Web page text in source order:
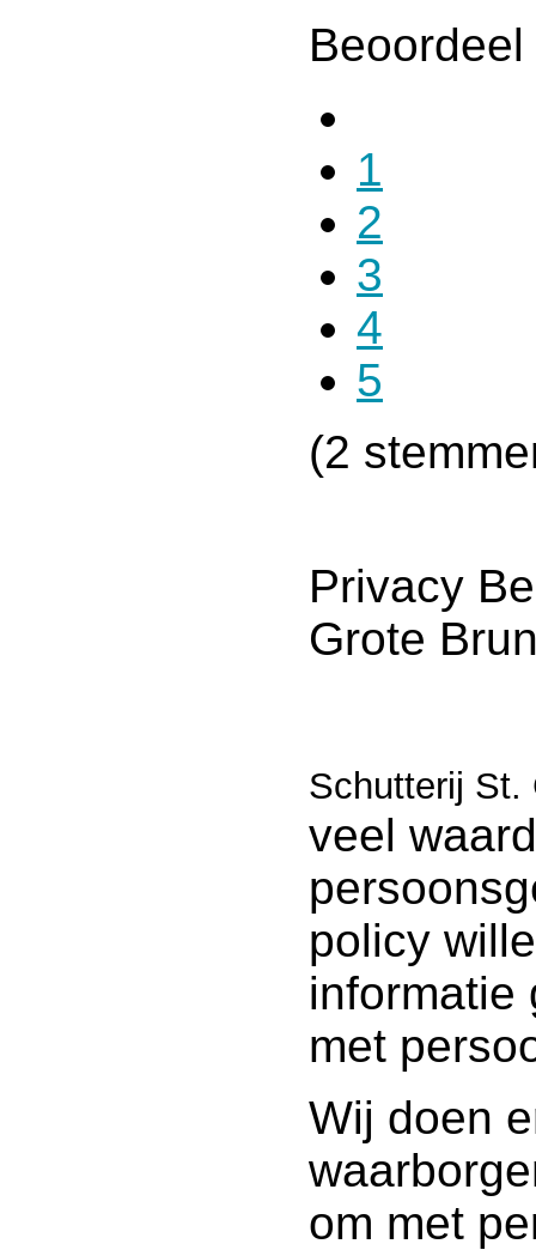
1
2
3
4
5
(2
Privacy
Grote
Schutterij St.
veel
policy
informatie
met
Wij doen
om met